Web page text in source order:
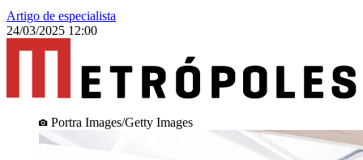
Artigo de especialista
24/03/2025 12:00
Portra Images/Getty Images